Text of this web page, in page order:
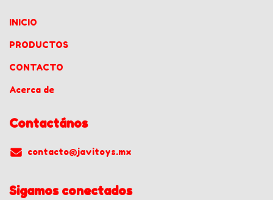
INICIO
PRODUCTOS
CONTACTO
Acerca de
Contactános
contacto@javitoys.mx
Sigamos conectados